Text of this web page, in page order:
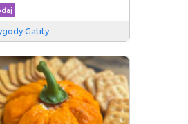
Gatity